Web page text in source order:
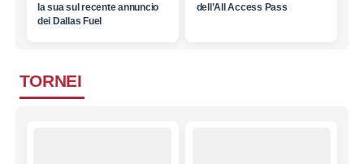
la sua sul recente annuncio
dei Dallas Fuel
dell’All Access Pass
TORNEI